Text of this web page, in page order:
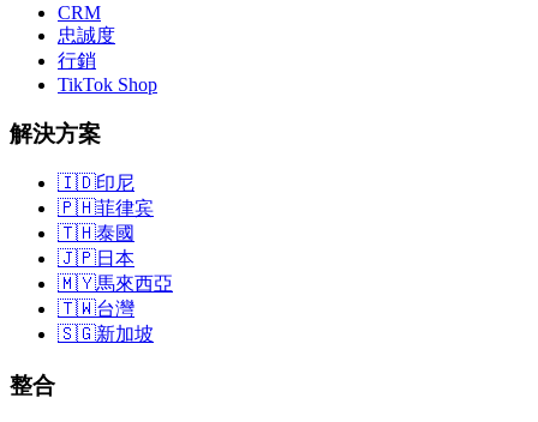
CRM
忠誠度
行銷
TikTok Shop
解決方案
🇮🇩印尼
🇵🇭菲律宾
🇹🇭泰國
🇯🇵日本
🇲🇾馬來西亞
🇹🇼台灣
🇸🇬新加坡
整合